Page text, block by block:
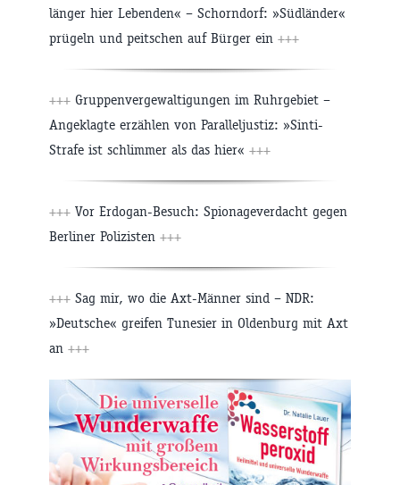
länger hier Lebenden« – Schorndorf: »Südländer«
prügeln und peitschen auf Bürger ein +++
+++ Gruppenvergewaltigungen im Ruhrgebiet –
Angeklagte erzählen von Paralleljustiz: »Sinti-
Strafe ist schlimmer als das hier« +++
+++ Vor Erdogan-Besuch: Spionageverdacht gegen
Berliner Polizisten +++
+++ Sag mir, wo die Axt-Männer sind – NDR:
»Deutsche« greifen Tunesier in Oldenburg mit Axt
an +++